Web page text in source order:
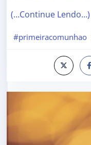
(…Continue Lendo…)
#primeiracomunhao